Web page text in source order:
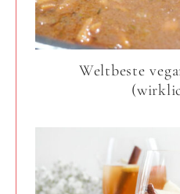
Weltbeste